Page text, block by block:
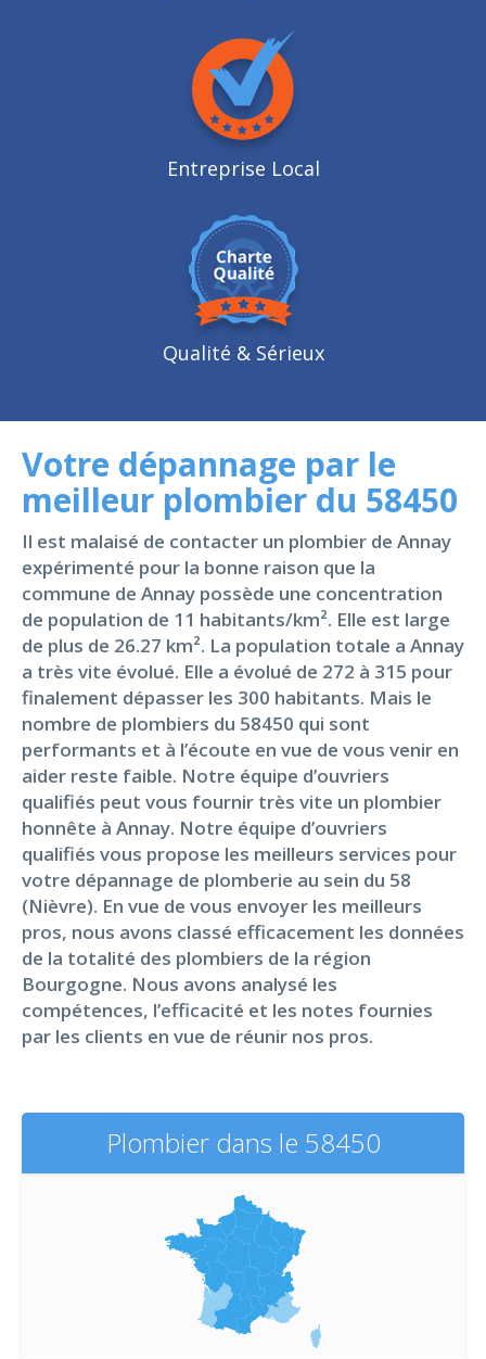
Entreprise Local
Qualité & Sérieux
Votre dépannage par le
meilleur plombier du 58450
Il est malaisé de contacter un plombier de Annay
expérimenté pour la bonne raison que la
commune de Annay possède une concentration
de population de 11 habitants/km². Elle est large
de plus de 26.27 km². La population totale a Annay
a très vite évolué. Elle a évolué de 272 à 315 pour
finalement dépasser les 300 habitants. Mais le
nombre de plombiers du 58450 qui sont
performants et à l’écoute en vue de vous venir en
aider reste faible. Notre équipe d’ouvriers
qualifiés peut vous fournir très vite un plombier
honnête à Annay. Notre équipe d’ouvriers
qualifiés vous propose les meilleurs services pour
votre dépannage de plomberie au sein du 58
(Nièvre). En vue de vous envoyer les meilleurs
pros, nous avons classé efficacement les données
de la totalité des plombiers de la région
Bourgogne. Nous avons analysé les
compétences, l’efficacité et les notes fournies
par les clients en vue de réunir nos pros.
Plombier dans le 58450